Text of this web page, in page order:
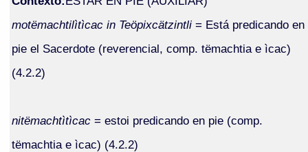
motëmachtilìtìcac in Teöpixcätzintli = Está predicando en
pie el Sacerdote (reverencial, comp. tëmachtia e ìcac)
(4.2.2)
nitëmachtìtìcac = estoi predicando en pie (comp.
tëmachtia e ìcac) (4.2.2)